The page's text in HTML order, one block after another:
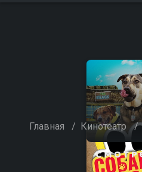
Главная / Кинотеатр /